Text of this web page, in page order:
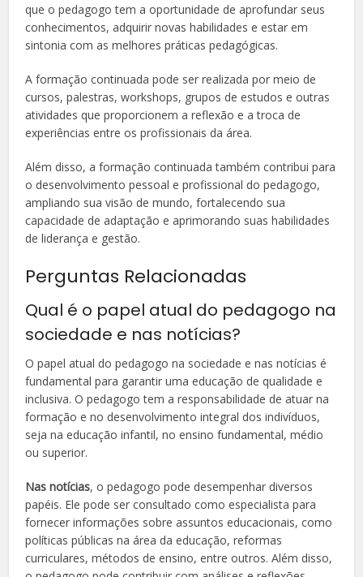
que o pedagogo tem a oportunidade de aprofundar seus
conhecimentos, adquirir novas habilidades e estar em
sintonia com as melhores práticas pedagógicas.
A formação continuada pode ser realizada por meio de
cursos, palestras, workshops, grupos de estudos e outras
atividades que proporcionem a reflexão e a troca de
experiências entre os profissionais da área.
Além disso, a formação continuada também contribui para
o desenvolvimento pessoal e profissional do pedagogo,
ampliando sua visão de mundo, fortalecendo sua
capacidade de adaptação e aprimorando suas habilidades
de liderança e gestão.
Perguntas Relacionadas
Qual é o papel atual do pedagogo na
sociedade e nas notícias?
O papel atual do pedagogo na sociedade e nas notícias é
fundamental para garantir uma educação de qualidade e
inclusiva. O pedagogo tem a responsabilidade de atuar na
formação e no desenvolvimento integral dos indivíduos,
seja na educação infantil, no ensino fundamental, médio
ou superior.
Nas notícias, o pedagogo pode desempenhar diversos
papéis. Ele pode ser consultado como especialista para
fornecer informações sobre assuntos educacionais, como
políticas públicas na área da educação, reformas
curriculares, métodos de ensino, entre outros. Além disso,